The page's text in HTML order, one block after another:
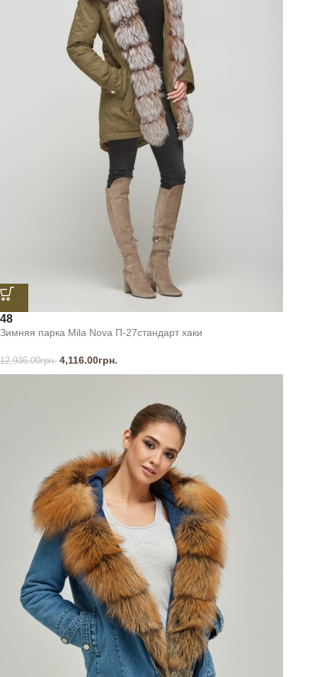
48
Зимняя парка Mila Nova П-27стандарт хаки
12,936.00грн. 4,116.00грн.